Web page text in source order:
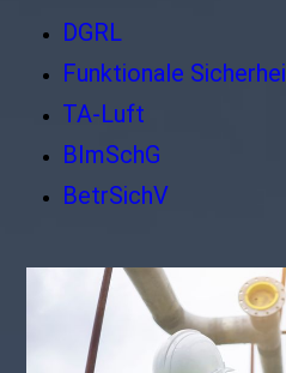
DGRL
Funktionale
TA-Luft
BImSchG
BetrSichV